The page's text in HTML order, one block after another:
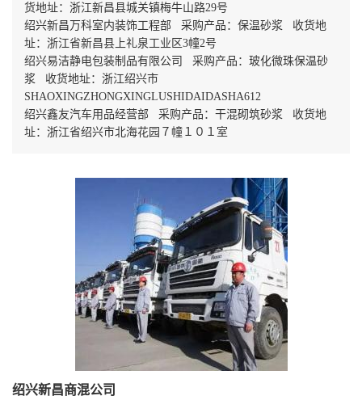
货地址：浙江新昌县城关镇梅牛山路29号
绍兴新昌万科室内装饰工程部 采购产品：保温砂浆 收货地
址：浙江省新昌县上礼泉工业区3幢2号
绍兴易洁静电包装制品有限公司 采购产品：玻化微珠保温砂
浆 收货地址：浙江绍兴市
SHAOXINGZHONGXINGLUSHIDAIDASHA612
绍兴鑫友汽车用品经营部 采购产品：干混砌筑砂浆 收货地
址：浙江省绍兴市北海花园７幢１０１室
绍兴新昌商混公司